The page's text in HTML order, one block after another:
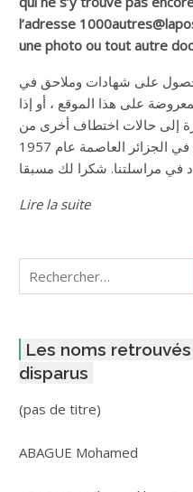
l’adresse
une photo ou tout autre
على شهادات وملاحق في
على هذا الموقع ، أو إذا
إلى حالات اختطاف أخرى من
قبل الجيش الفرنسي في الجزائر العاصمة عام 1957
Lire la suite
Rechercher :
Les noms
disparus
(pas de titre)Post
3416
ABAGUE Mohamed